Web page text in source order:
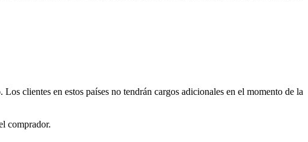
clientes en estos países no tendrán cargos adicionales en el momento de la
comprador.